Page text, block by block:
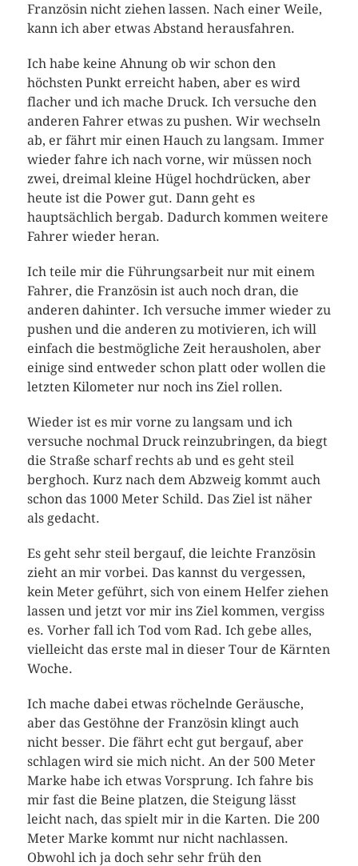
Französin nicht ziehen lassen. Nach einer Weile,
kann ich aber etwas Abstand herausfahren.
Ich habe keine Ahnung ob wir schon den
höchsten Punkt erreicht haben, aber es wird
flacher und ich mache Druck. Ich versuche den
anderen Fahrer etwas zu pushen. Wir wechseln
ab, er fährt mir einen Hauch zu langsam. Immer
wieder fahre ich nach vorne, wir müssen noch
zwei, dreimal kleine Hügel hochdrücken, aber
heute ist die Power gut. Dann geht es
hauptsächlich bergab. Dadurch kommen weitere
Fahrer wieder heran.
Ich teile mir die Führungsarbeit nur mit einem
Fahrer, die Französin ist auch noch dran, die
anderen dahinter. Ich versuche immer wieder zu
pushen und die anderen zu motivieren, ich will
einfach die bestmögliche Zeit herausholen, aber
einige sind entweder schon platt oder wollen die
letzten Kilometer nur noch ins Ziel rollen.
Wieder ist es mir vorne zu langsam und ich
versuche nochmal Druck reinzubringen, da biegt
die Straße scharf rechts ab und es geht steil
berghoch. Kurz nach dem Abzweig kommt auch
schon das 1000 Meter Schild. Das Ziel ist näher
als gedacht.
Es geht sehr steil bergauf, die leichte Französin
zieht an mir vorbei. Das kannst du vergessen,
kein Meter geführt, sich von einem Helfer ziehen
lassen und jetzt vor mir ins Ziel kommen, vergiss
es. Vorher fall ich Tod vom Rad. Ich gebe alles,
vielleicht das erste mal in dieser Tour de Kärnten
Woche.
Ich mache dabei etwas röchelnde Geräusche,
aber das Gestöhne der Französin klingt auch
nicht besser. Die fährt echt gut bergauf, aber
schlagen wird sie mich nicht. An der 500 Meter
Marke habe ich etwas Vorsprung. Ich fahre bis
mir fast die Beine platzen, die Steigung lässt
leicht nach, das spielt mir in die Karten. Die 200
Meter Marke kommt nur nicht nachlassen.
Obwohl ich ja doch sehr sehr früh den